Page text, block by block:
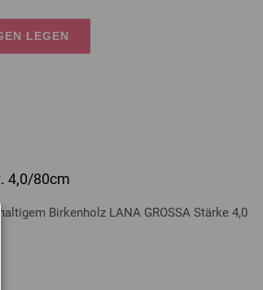
LEGEN
4,0/80cm
Birkenholz LANA GROSSA Stärke 4,0